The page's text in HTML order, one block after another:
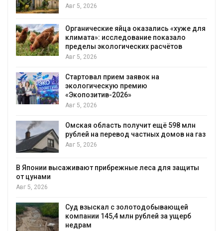
Авг 5, 2026
Органические яйца оказались «хуже для
климата»: исследование показало
пределы экологических расчётов
Авг 5, 2026
Стартовал прием заявок на
экологическую премию
«Экопозитив-2026»
Авг 5, 2026
Омская область получит ещё 598 млн
рублей на перевод частных домов на газ
Авг 5, 2026
В Японии высаживают прибрежные леса для защиты
от цунами
Авг 5, 2026
Суд взыскал с золотодобывающей
компании 145,4 млн рублей за ущерб
недрам